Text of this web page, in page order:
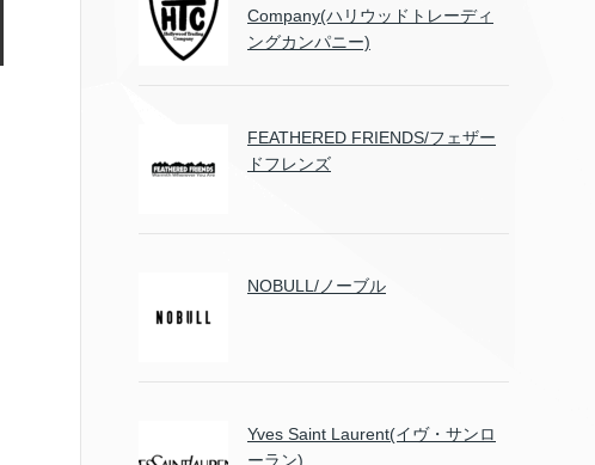
Company(ハリウッドトレーディ
ングカンパニー)
FEATHERED FRIENDS/フェザー
ドフレンズ
NOBULL/ノーブル
Yves Saint Laurent(イヴ・サンロ
ーラン)